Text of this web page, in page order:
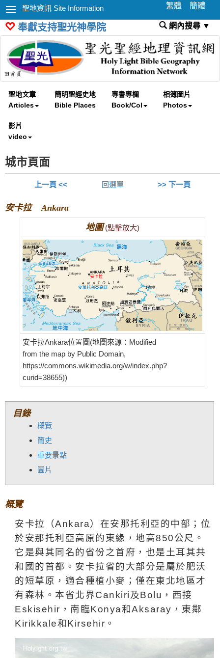
聖地資訊 Site Information 繁體 簡體
奉獻支持聖光神學院 網內搜尋 ▼
聖地文章
Articles
簡明聖經史地
Bible Places
專書專欄
Book/Col
相簿圖片
Photos
影片
video
城市頁面
上一頁 << >> 下一頁
回選單
安卡拉 Ankara
地圖 (點擊放大)
安卡拉Ankara位置圖(地圖來源：Modified
from the map by Public Domain,
https://commons.wikimedia.org/w/index.php?
curid=38655))
目錄
概覽
簡史
重要景點
圖片
概覽
安卡拉（Ankara）在安那托利亞的中部；位
於安那托利亞高原的東緣，地高850公尺。
它是與其同名的省份之首府，也是土耳其共
和國的首都。安卡拉省的大部分是屬於肥沃
的短草原，適合種植小麥；僅在東北地區才
有森林。本省北界Cankiri及Bolu ，西接
Eskisehir ，南臨Konya和Aksaray ，東鄰
Kirikkale和 Kirsehir 。